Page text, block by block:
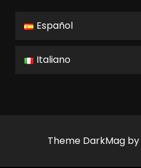
Español
Italiano
Theme DarkMag by